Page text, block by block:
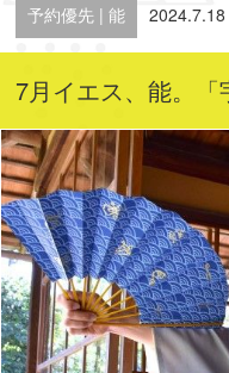
予約優先 | 能 2024.7.18
7月イエス、能。「